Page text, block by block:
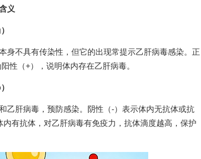
义
不具有传染性，但它的出现常提示乙肝病毒感染。正
性（+），说明体内存在乙肝病毒。
肝病毒，预防感染。阴性（-）表示体内无抗体或抗
有抗体，对乙肝病毒有免疫力，抗体滴度越高，保护